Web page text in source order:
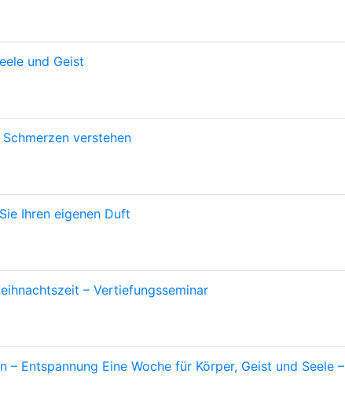
und Geist
Schmerzen verstehen
Ihren eigenen Duft
– Vertiefungsseminar
– Entspannung Eine Woche für Körper, Geist und Seele –